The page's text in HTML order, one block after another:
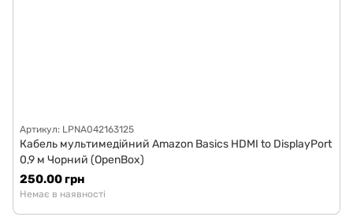
Артикул: LPNA042163125
Кабель мультимедійний Amazon Basics HDMI to DisplayPort
0,9 м Чорний (OpenBox)
250.00 грн
Немає в наявності